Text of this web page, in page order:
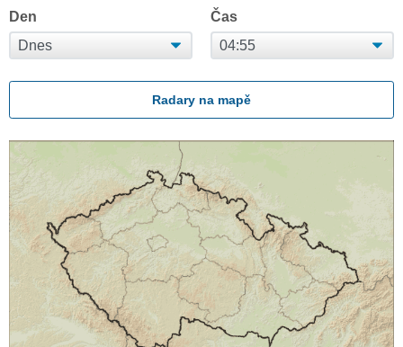
Den Čas
Radary na mapě